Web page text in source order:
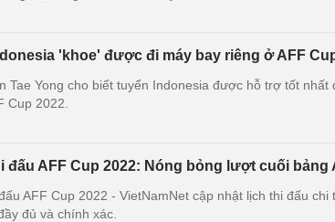
'khoe' được đi máy bay riêng ở AFF
Tae Yong cho biết tuyển Indonesia được hỗ trợ tốt nhất
Cup 2022.
đấu AFF Cup 2022: Nóng bỏng lượt cuối bảng
AFF Cup 2022 - VietNamNet cập nhật lịch thi đấu chi
đủ và chính xác.